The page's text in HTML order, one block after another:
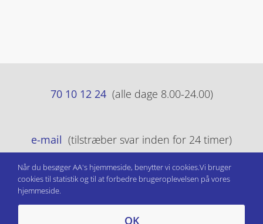
70 10 12 24 (alle dage 8.00-24.00)
e-mail (tilstræber svar inden for 24 timer)
Persondatapolitik
Når du besøger AA's hjemmeside, benytter vi cookies.Vi bruger
cookies til statistik og til at forbedre brugeroplevelsen på vores
hjemmeside.
OK